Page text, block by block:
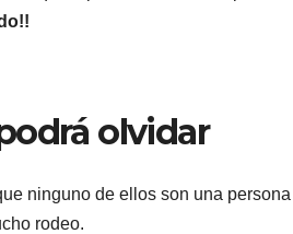
olvidar
ninguno de ellos son una
rodeo.